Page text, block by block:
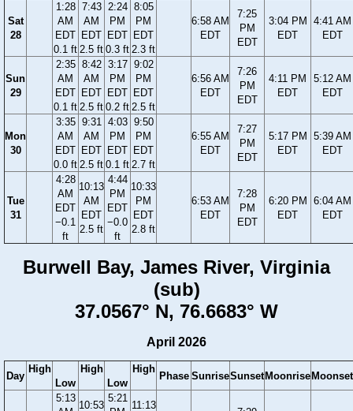
Sat
28
1:28
AM
EDT
0.1 ft
7:43
AM
EDT
2.5 ft
2:24
PM
EDT
0.3 ft
8:05
PM
EDT
2.3 ft
6:58 AM
EDT
7:25
PM
EDT
3:04 PM
EDT
4:41 AM
EDT
Sun
29
2:35
AM
EDT
0.1 ft
8:42
AM
EDT
2.5 ft
3:17
PM
EDT
0.2 ft
9:02
PM
EDT
2.5 ft
6:56 AM
EDT
7:26
PM
EDT
4:11 PM
EDT
5:12 AM
EDT
Mon
30
3:35
AM
EDT
0.0 ft
9:31
AM
EDT
2.5 ft
4:03
PM
EDT
0.1 ft
9:50
PM
EDT
2.7 ft
6:55 AM
EDT
7:27
PM
EDT
5:17 PM
EDT
5:39 AM
EDT
Tue
31
4:28
AM
EDT
−0.1
ft
10:13
AM
EDT
2.5 ft
4:44
PM
EDT
−0.0
ft
10:33
PM
EDT
2.8 ft
6:53 AM
EDT
7:28
PM
EDT
6:20 PM
EDT
6:04 AM
EDT
Burwell Bay, James River, Virginia
(sub)
37.0567° N, 76.6683° W
April 2026
Day
High
Low
High
Low
High
Phase SunriseSunsetMoonriseMoonset
5:13
10:53
5:21
11:13